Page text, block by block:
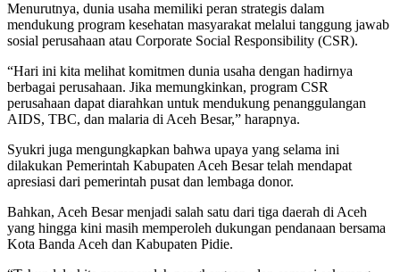
Menurutnya, dunia usaha memiliki peran strategis dalam
mendukung program kesehatan masyarakat melalui tanggung jawab
sosial perusahaan atau Corporate Social Responsibility (CSR).
“Hari ini kita melihat komitmen dunia usaha dengan hadirnya
berbagai perusahaan. Jika memungkinkan, program CSR
perusahaan dapat diarahkan untuk mendukung penanggulangan
AIDS, TBC, dan malaria di Aceh Besar,” harapnya.
Syukri juga mengungkapkan bahwa upaya yang selama ini
dilakukan Pemerintah Kabupaten Aceh Besar telah mendapat
apresiasi dari pemerintah pusat dan lembaga donor.
Bahkan, Aceh Besar menjadi salah satu dari tiga daerah di Aceh
yang hingga kini masih memperoleh dukungan pendanaan bersama
Kota Banda Aceh dan Kabupaten Pidie.